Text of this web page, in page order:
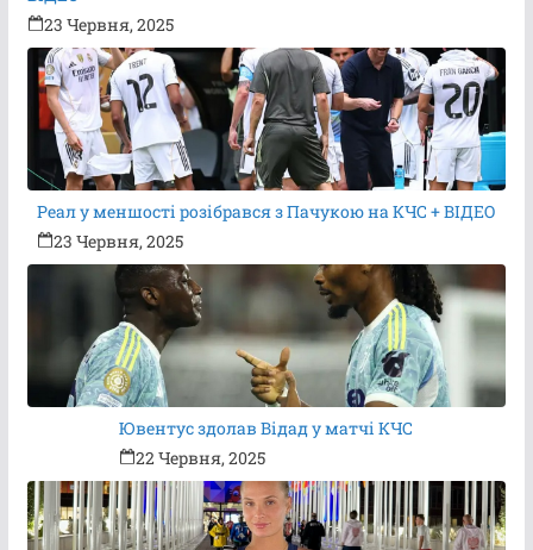
23 Червня, 2025
Реал у меншості розібрався з Пачукою на КЧС + ВІДЕО
23 Червня, 2025
Ювентус здолав Відад у матчі КЧС
22 Червня, 2025